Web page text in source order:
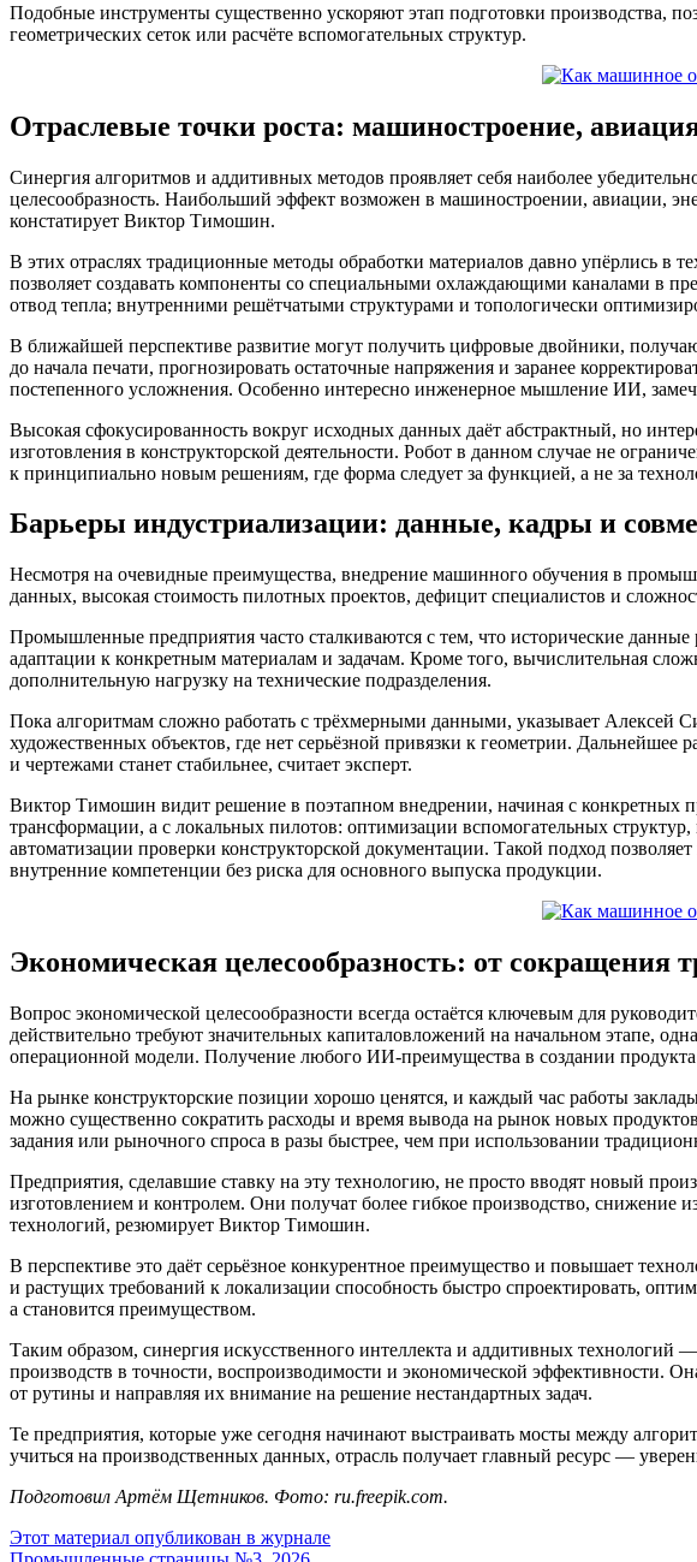
Подобные инструменты существенно ускоряют этап подготовки производства,
геометрических сеток или расчёте вспомогательных структур.
Отраслевые точки роста: машиностроение,
Синергия алгоритмов и аддитивных методов проявляет себя наиболее
целесообразность. Наибольший эффект возможен в машиностроении, авиации,
констатирует Виктор Тимошин.
В этих отраслях традиционные методы обработки материалов давно упёрлись в
позволяет создавать компоненты со специальными охлаждающими каналами в
отвод тепла; внутренними решётчатыми структурами и топологически
В ближайшей перспективе развитие могут получить цифровые двой­ники,
до начала печати, прогнозировать остаточные напряжения и заранее
постепенного усложнения. Особенно интересно инженерное мышление ИИ,
Высокая сфокусированность вокруг исходных данных даёт абстрактный, но
изготовления в конструкторской деятельности. Робот в данном случае не
к принципиально новым решениям, где форма следует за функцией, а не за
Барьеры индустриализации: данные, кадры и
Несмотря на очевидные преимущества, внедрение машинного обучения в
данных, высокая стоимость пилотных проектов, дефицит специалистов и
Промышленные предприятия часто сталкиваются с тем, что исторические
адаптации к конкретным материалам и задачам. Кроме того, вычислительная
дополнительную нагрузку на технические подразделения.
Пока алгоритмам сложно работать с трёхмерными данными, указывает Алексей
художественных объектов, где нет серьёзной привязки к геометрии.
и чертежами станет стабильнее, считает эксперт.
Виктор Тимошин видит решение в поэтапном внедрении, начиная с конкретных
трансформации, а с локальных пилотов: оптимизации вспомогательных
автоматизации проверки конструкторской документации. Такой подход
внутренние компетенции без риска для основного выпуска продукции.
Экономическая целесообразность: от сокращения
Вопрос экономической целесообразности всегда остаётся ключевым для
действительно требуют значительных капиталовложений на начальном этапе,
операционной модели. Получение любого ИИ-преимущества в создании продукта
На рынке конструкторские позиции хорошо ценятся, и каждый час работы
можно существенно сократить расходы и время вывода на рынок новых
задания или рыночного спроса в разы быстрее, чем при использовании
Предприятия, сделавшие ставку на эту технологию, не просто вводят новый
изготовлением и контролем. Они получат более гибкое производство,
технологий, резюмирует Виктор Тимошин.
В перспективе это даёт серьёзное конкурентное преимущество и повышает
и растущих требований к локализации способность быстро спроектировать,
а становится преимуществом.
Таким образом, синергия искусственного интеллекта и аддитивных
производств в точности, воспроизводимости и экономической эффективности.
от рутины и направляя их внимание на решение нестандартных задач.
Те предприятия, которые уже сегодня начинают выстраивать мосты между
учиться на производственных данных, отрасль получает главный ресурс —
Подготовил Артём Щетников. Фото: ru.freepik.com.
Этот материал опубликован в журнале